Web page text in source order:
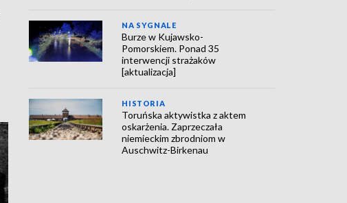
NA SYGNALE
Burze w Kujawsko-
Pomorskiem. Ponad 35
interwencji strażaków
[aktualizacja]
HISTORIA
Toruńska aktywistka z aktem
oskarżenia. Zaprzeczała
niemieckim zbrodniom w
Auschwitz-Birkenau